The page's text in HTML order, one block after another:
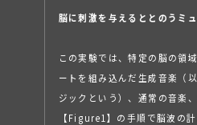
脳に刺激を与えるととのうミ
この実験では、特定の脳の領
ートを組み込んだ生成音楽（
ジックという）、通常の音楽
【Figure1】の手順で脳波の